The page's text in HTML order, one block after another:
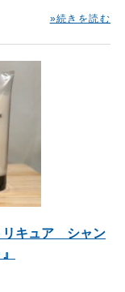
»続きを読む
リキュア シャン